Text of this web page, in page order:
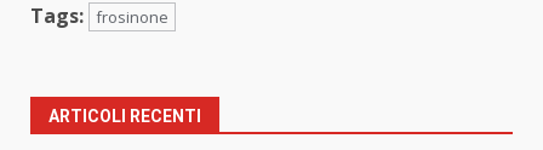
Tags: frosinone
ARTICOLI RECENTI